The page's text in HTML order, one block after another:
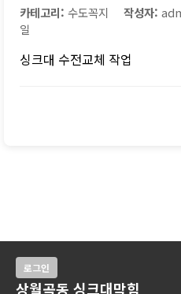
카테고리: 수도꼭지 작성자:
일
싱크대 수전교체 작업
로그인
상월곡동 싱크대막힘